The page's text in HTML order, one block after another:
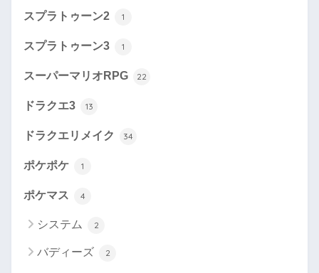
スプラトゥーン2 1
スプラトゥーン3 1
スーパーマリオRPG 22
ドラクエ3 13
ドラクエリメイク 34
ポケポケ 1
ポケマス 4
システム 2
バディーズ 2